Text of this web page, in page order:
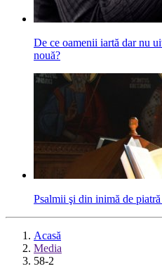
De ce oamenii iartă dar nu
nouă?
Psalmii şi din inimă de
Acasă
Media
58-2